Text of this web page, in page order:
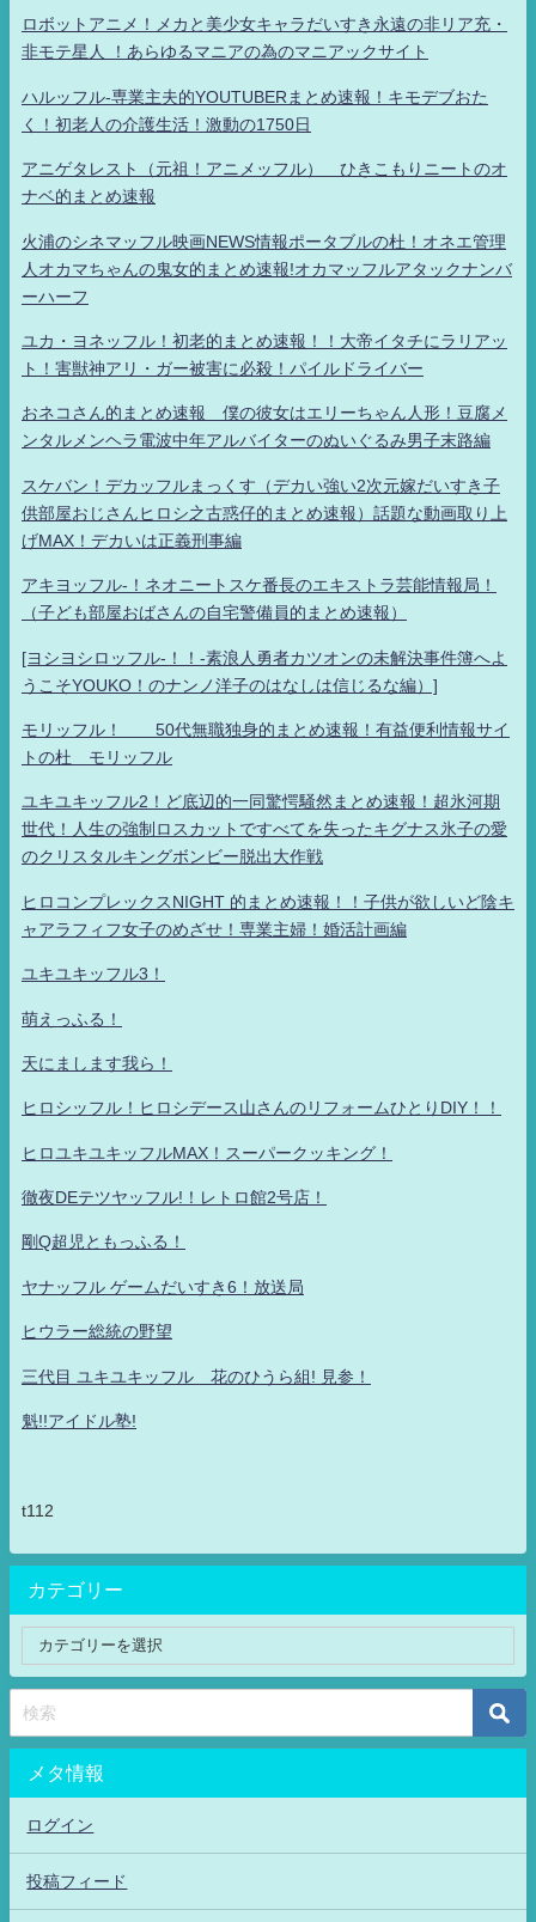
ロボットアニメ！メカと美少女キャラだいすき永遠の非リア充・
非モテ星人 ！あらゆるマニアの為のマニアックサイト
ハルッフル-専業主夫的YOUTUBERまとめ速報！キモデブおた
く！初老人の介護生活！激動の1750日
アニゲタレスト（元祖！アニメッフル） ひきこもりニートのオ
ナベ的まとめ速報
火浦のシネマッフル映画NEWS情報ポータブルの杜！オネエ管理
人オカマちゃんの鬼女的まとめ速報!オカマッフルアタックナンバ
ーハーフ
ユカ・ヨネッフル！初老的まとめ速報！！大帝イタチにラリアッ
ト！害獣神アリ・ガー被害に必殺！パイルドライバー
おネコさん的まとめ速報 僕の彼女はエリーちゃん人形！豆腐メ
ンタルメンヘラ電波中年アルバイターのぬいぐるみ男子末路編
スケバン！デカッフルまっくす（デカい強い2次元嫁だいすき子
供部屋おじさんヒロシ之古惑仔的まとめ速報）話題な動画取り上
げMAX！デカいは正義刑事編
アキヨッフル-！ネオニートスケ番長のエキストラ芸能情報局！
（子ども部屋おばさんの自宅警備員的まとめ速報）
[ヨシヨシロッフル-！！-素浪人勇者カツオンの未解決事件簿へよ
うこそYOUKO！のナンノ洋子のはなしは信じるな編）]
モリッフル！ 50代無職独身的まとめ速報！有益便利情報サイ
トの杜 モリッフル
ユキユキッフル2！ど底辺的一同驚愕騒然まとめ速報！超氷河期
世代！人生の強制ロスカットですべてを失ったキグナス氷子の愛
のクリスタルキングボンビー脱出大作戦
ヒロコンプレックスNIGHT 的まとめ速報！！子供が欲しいど陰キ
ャアラフィフ女子のめざせ！専業主婦！婚活計画編
ユキユキッフル3！
萌えっふる！
天にまします我ら！
ヒロシッフル！ヒロシデース山さんのリフォームひとりDIY！！
ヒロユキユキッフルMAX！スーパークッキング！
徹夜DEテツヤッフル!！レトロ館2号店！
剛Q超児ともっふる！
ヤナッフル ゲームだいすき6！放送局
ヒウラー総統の野望
三代目 ユキユキッフル 花のひうら組! 見参！
魁!!アイドル塾!
t112
カテゴリー
メタ情報
ログイン
投稿フィード